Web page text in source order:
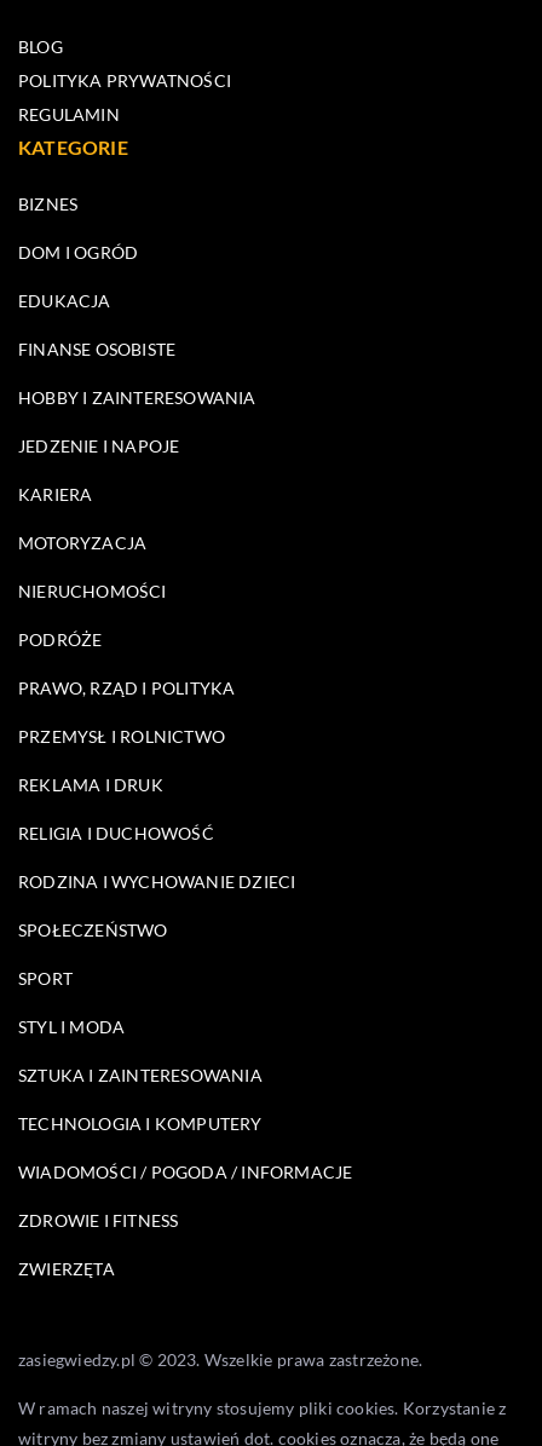
BLOG
POLITYKA PRYWATNOŚCI
REGULAMIN
KATEGORIE
BIZNES
DOM I OGRÓD
EDUKACJA
FINANSE OSOBISTE
HOBBY I ZAINTERESOWANIA
JEDZENIE I NAPOJE
KARIERA
MOTORYZACJA
NIERUCHOMOŚCI
PODRÓŻE
PRAWO, RZĄD I POLITYKA
PRZEMYSŁ I ROLNICTWO
REKLAMA I DRUK
RELIGIA I DUCHOWOŚĆ
RODZINA I WYCHOWANIE DZIECI
SPOŁECZEŃSTWO
SPORT
STYL I MODA
SZTUKA I ZAINTERESOWANIA
TECHNOLOGIA I KOMPUTERY
WIADOMOŚCI / POGODA / INFORMACJE
ZDROWIE I FITNESS
ZWIERZĘTA
zasiegwiedzy.pl © 2023. Wszelkie prawa zastrzeżone.
W ramach naszej witryny stosujemy pliki cookies. Korzystanie z
witryny bez zmiany ustawień dot. cookies oznacza, że będą one